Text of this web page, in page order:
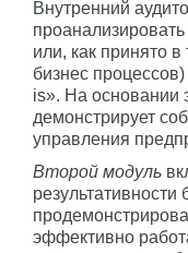
Внутренний
или, как принято
бизнес
is». На основании
демонстрирует
управления
Второй модуль
эффективно